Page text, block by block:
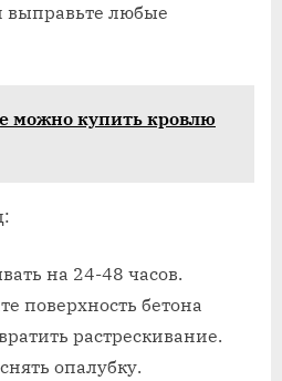
выправьте любые
можно купить кровлю
на 24-48 часов.
поверхность бетона
растрескивание.
опалубку.